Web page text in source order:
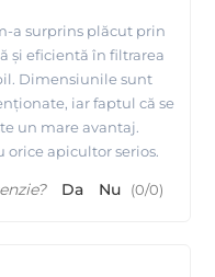
a surprins plăcut prin
și eficientă în filtrarea
Dimensiunile sunt
iar faptul că se
un mare avantaj.
orice apicultor serios.
Da Nu (0/0)